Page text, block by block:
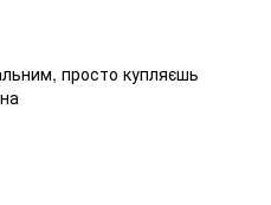
просто купляєшь